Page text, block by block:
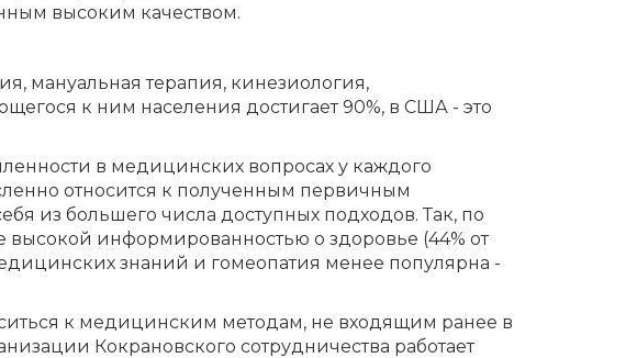
высоким качеством.
мануальная терапия, кинезиология,
к ним населения достигает 90%, в США - это
в медицинских вопросах у каждого
относится к полученным первичным
из большего числа доступных подходов. Так, по
информированностью о здоровье (44% от
знаний и гомеопатия менее популярна -
к медицинским методам, не входящим ранее в
Кокрановского сотрудничества работает